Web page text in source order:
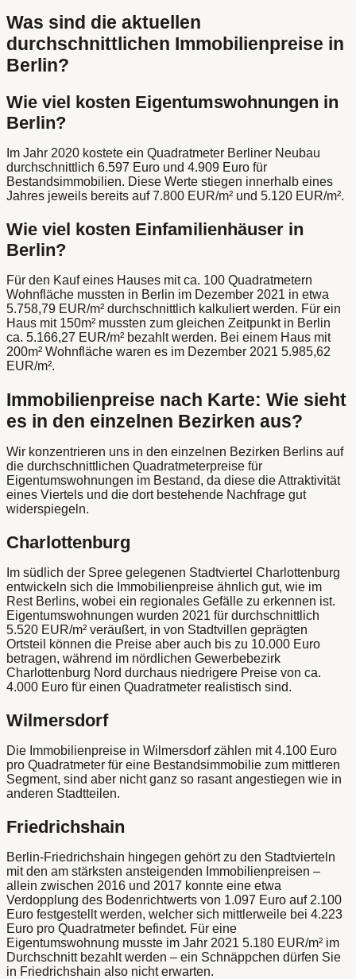
Was sind die aktuellen
durchschnittlichen Immobilienpreise in
Berlin?
Wie viel kosten Eigentumswohnungen in
Berlin?
Im Jahr 2020 kostete ein Quadratmeter Berliner Neubau
durchschnittlich 6.597 Euro und 4.909 Euro für
Bestandsimmobilien. Diese Werte stiegen innerhalb eines
Jahres jeweils bereits auf 7.800 EUR/m² und 5.120 EUR/m².
Wie viel kosten Einfamilienhäuser in
Berlin?
Für den Kauf eines Hauses mit ca. 100 Quadratmetern
Wohnfläche mussten in Berlin im Dezember 2021 in etwa
5.758,79 EUR/m² durchschnittlich kalkuliert werden. Für ein
Haus mit 150m² mussten zum gleichen Zeitpunkt in Berlin
ca. 5.166,27 EUR/m² bezahlt werden. Bei einem Haus mit
200m² Wohnfläche waren es im Dezember 2021 5.985,62
EUR/m².
Immobilienpreise nach Karte: Wie sieht
es in den einzelnen Bezirken aus?
Wir konzentrieren uns in den einzelnen Bezirken Berlins auf
die durchschnittlichen Quadratmeterpreise für
Eigentumswohnungen im Bestand, da diese die Attraktivität
eines Viertels und die dort bestehende Nachfrage gut
widerspiegeln.
Charlottenburg
Im südlich der Spree gelegenen Stadtviertel Charlottenburg
entwickeln sich die Immobilienpreise ähnlich gut, wie im
Rest Berlins, wobei ein regionales Gefälle zu erkennen ist.
Eigentumswohnungen wurden 2021 für durchschnittlich
5.520 EUR/m² veräußert, in von Stadtvillen geprägten
Ortsteil können die Preise aber auch bis zu 10.000 Euro
betragen, während im nördlichen Gewerbebezirk
Charlottenburg Nord durchaus niedrigere Preise von ca.
4.000 Euro für einen Quadratmeter realistisch sind.
Wilmersdorf
Die Immobilienpreise in Wilmersdorf zählen mit 4.100 Euro
pro Quadratmeter für eine Bestandsimmobilie zum mittleren
Segment, sind aber nicht ganz so rasant angestiegen wie in
anderen Stadtteilen.
Friedrichshain
Berlin-Friedrichshain hingegen gehört zu den Stadtvierteln
mit den am stärksten ansteigenden Immobilienpreisen –
allein zwischen 2016 und 2017 konnte eine etwa
Verdopplung des Bodenrichtwerts von 1.097 Euro auf 2.100
Euro festgestellt werden, welcher sich mittlerweile bei 4.223
Euro pro Quadratmeter befindet. Für eine
Eigentumswohnung musste im Jahr 2021 5.180 EUR/m² im
Durchschnitt bezahlt werden – ein Schnäppchen dürfen Sie
in Friedrichshain also nicht erwarten.